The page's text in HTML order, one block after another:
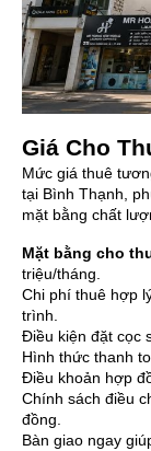
Giá Cho
Mức giá thuê
tại Bình Thạnh,
mặt bằng chất
Mặt bằng cho
triệu/tháng.
Chi phí thuê hợp
trình.
Điều kiện đặt cọc
Hình thức thanh
Điều khoản hợp
Chính sách điều
đồng.
Bàn giao ngay